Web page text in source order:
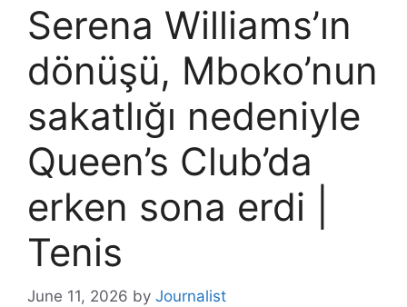
Serena Williams’ın
dönüşü, Mboko’nun
sakatlığı nedeniyle
Queen’s Club’da
erken sona erdi |
Tenis
June 11, 2026 by Journalist